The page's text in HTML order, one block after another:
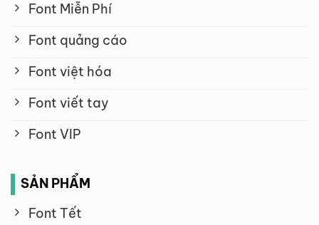
Font Miễn Phí
Font quảng cáo
Font việt hóa
Font viết tay
Font VIP
SẢN PHẨM
Font Tết